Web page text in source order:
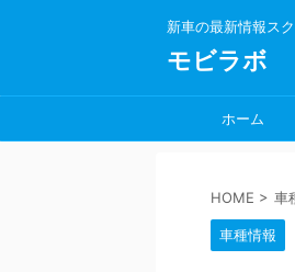
新車の最新情報ス
モビラボ
ホーム
HOME > 車
車種情報